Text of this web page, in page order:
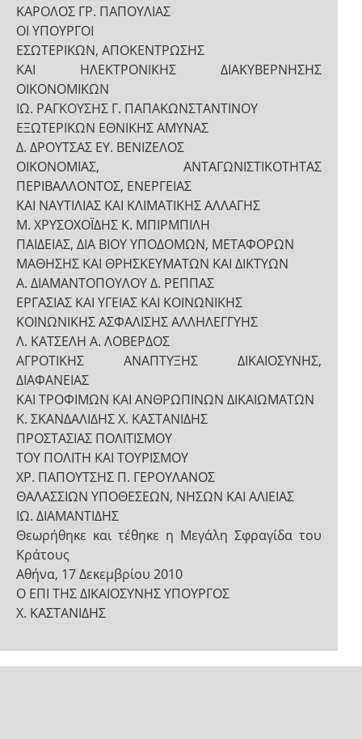
ΚΑΡΟΛΟΣ ΓΡ. ΠΑΠΟΥΛΙΑΣ
ΟΙ ΥΠΟΥΡΓΟΙ
ΕΣΩΤΕΡΙΚΩΝ, ΑΠΟΚΕΝΤΡΩΣΗΣ
ΚΑΙ ΗΛΕΚΤΡΟΝΙΚΗΣ ΔΙΑΚΥΒΕΡΝΗΣΗΣ
ΟΙΚΟΝΟΜΙΚΩΝ
ΙΩ. ΡΑΓΚΟΥΣΗΣ Γ. ΠΑΠΑΚΩΝΣΤΑΝΤΙΝΟΥ
ΕΞΩΤΕΡΙΚΩΝ ΕΘΝΙΚΗΣ ΑΜΥΝΑΣ
Δ. ΔΡΟΥΤΣΑΣ ΕΥ. ΒΕΝΙΖΕΛΟΣ
ΟΙΚΟΝΟΜΙΑΣ, ΑΝΤΑΓΩΝΙΣΤΙΚΟΤΗΤΑΣ
ΠΕΡΙΒΑΛΛΟΝΤΟΣ, ΕΝΕΡΓΕΙΑΣ
ΚΑΙ ΝΑΥΤΙΛΙΑΣ ΚΑΙ ΚΛΙΜΑΤΙΚΗΣ ΑΛΛΑΓΗΣ
Μ. ΧΡΥΣΟΧΟΪΔΗΣ Κ. ΜΠΙΡΜΠΙΛΗ
ΠΑΙΔΕΙΑΣ, ΔΙΑ ΒΙΟΥ ΥΠΟΔΟΜΩΝ, ΜΕΤΑΦΟΡΩΝ
ΜΑΘΗΣΗΣ ΚΑΙ ΘΡΗΣΚΕΥΜΑΤΩΝ ΚΑΙ ΔΙΚΤΥΩΝ
Α. ΔΙΑΜΑΝΤΟΠΟΥΛΟΥ Δ. ΡΕΠΠΑΣ
ΕΡΓΑΣΙΑΣ ΚΑΙ ΥΓΕΙΑΣ ΚΑΙ ΚΟΙΝΩΝΙΚΗΣ
ΚΟΙΝΩΝΙΚΗΣ ΑΣΦΑΛΙΣΗΣ ΑΛΛΗΛΕΓΓΥΗΣ
Λ. ΚΑΤΣΕΛΗ Α. ΛΟΒΕΡΔΟΣ
ΑΓΡΟΤΙΚΗΣ ΑΝΑΠΤΥΞΗΣ ΔΙΚΑΙΟΣΥΝΗΣ,
ΔΙΑΦΑΝΕΙΑΣ
ΚΑΙ ΤΡΟΦΙΜΩΝ ΚΑΙ ΑΝΘΡΩΠΙΝΩΝ ΔΙΚΑΙΩΜΑΤΩΝ
Κ. ΣΚΑΝΔΑΛΙΔΗΣ Χ. ΚΑΣΤΑΝΙΔΗΣ
ΠΡΟΣΤΑΣΙΑΣ ΠΟΛΙΤΙΣΜΟΥ
ΤΟΥ ΠΟΛΙΤΗ ΚΑΙ ΤΟΥΡΙΣΜΟΥ
ΧΡ. ΠΑΠΟΥΤΣΗΣ Π. ΓΕΡΟΥΛΑΝΟΣ
ΘΑΛΑΣΣΙΩΝ ΥΠΟΘΕΣΕΩΝ, ΝΗΣΩΝ ΚΑΙ ΑΛΙΕΙΑΣ
ΙΩ. ΔΙΑΜΑΝΤΙΔΗΣ
Θεωρήθηκε και τέθηκε η Μεγάλη Σφραγίδα του
Κράτους
Αθήνα, 17 Δεκεμβρίου 2010
Ο ΕΠΙ ΤΗΣ ΔΙΚΑΙΟΣΥΝΗΣ ΥΠΟΥΡΓΟΣ
Χ. ΚΑΣΤΑΝΙΔΗΣ